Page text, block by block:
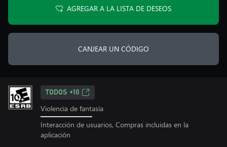
AGREGAR A LA LISTA DE DESEOS
CANJEAR UN CÓDIGO
TODOS +10
Violencia de fantasía
Interacción de usuarios, Compras incluidas en la
aplicación